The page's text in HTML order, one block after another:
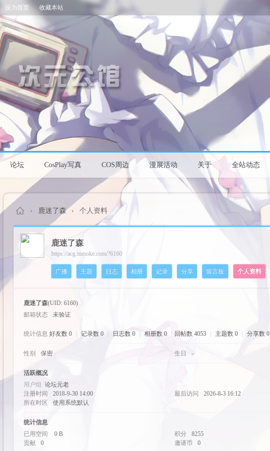
设为首页 收藏本站
论坛 CosPlay写真 COS周边 漫展活动 关于 全站动态
cos
pal
› 鹿迷了森 › 个人资料
鹿迷了森
https://acg.inmoke.com/?6160
广播 主题 日志 相册 记录 分享 留言板 个人资料
鹿迷了森(UID: 6160)
邮箱状态
未验证
统计信息 好友数 0 记录数 0 日志数 0 相册数 0 回帖数 4053 主题数 0 分享数 0
性别 保密 生日 -
活跃概况
用户组 论坛元老
注册时间
2018-9-30 14:00 最后访问 2026-8-3 16:12
所在时区
使用系统默认
统计信息
已用空间
0 B 积分 8255
贡献
0 邀请币
0